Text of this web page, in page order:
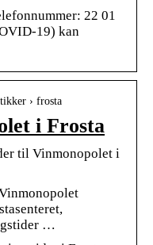
22 01
19) kan
› frosta
i Frosta
til Vinmonopolet i
…